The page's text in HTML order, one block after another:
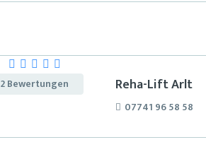
2 Bewertungen Reha-Lift Arlt
07741 96 58 58